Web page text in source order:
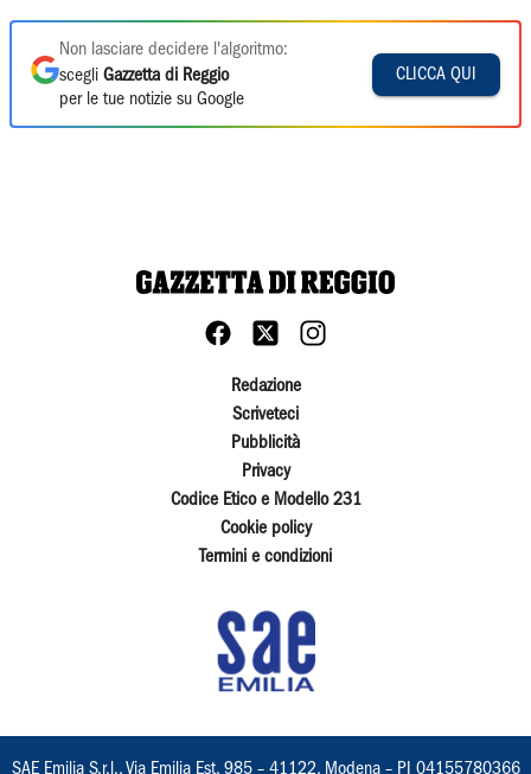
Non lasciare decidere l'algoritmo:
scegli Gazzetta di Reggio
per le tue notizie su Google
CLICCA QUI
Redazione
Scriveteci
Pubblicità
Privacy
Codice Etico e Modello 231
Cookie policy
Termini e condizioni
SAE Emilia S.r.l., Via Emilia Est, 985 – 41122, Modena – PI 04155780366